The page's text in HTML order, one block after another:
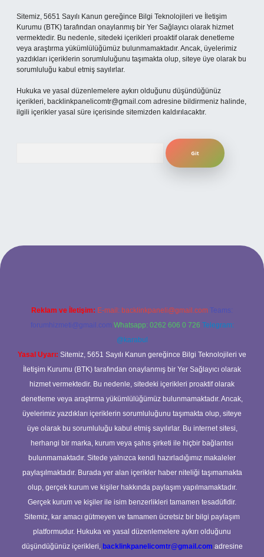
Sitemiz, 5651 Sayılı Kanun gereğince Bilgi Teknolojileri ve İletişim
Kurumu (BTK) tarafından onaylanmış bir Yer Sağlayıcı olarak hizmet
vermektedir. Bu nedenle, sitedeki içerikleri proaktif olarak denetleme
veya araştırma yükümlülüğümüz bulunmamaktadır. Ancak, üyelerimiz
yazdıkları içeriklerin sorumluluğunu taşımakta olup, siteye üye olarak bu
sorumluluğu kabul etmiş sayılırlar.
Hukuka ve yasal düzenlemelere aykırı olduğunu düşündüğünüz
içerikleri, backlinkpanelicomtr@gmail.com adresine bildirmeniz halinde,
ilgili içerikler yasal süre içerisinde sitemizden kaldırılacaktır.
yeni giriş adresi
Reklam ve İletişim: E-mail: backlinkpaneli@gmail.com Teams:
forumhizmeti@gmail.com Whatsapp: 0262 606 0 726 Telegram:
@karabul
Yasal Uyarı: Sitemiz, 5651 Sayılı Kanun gereğince Bilgi Teknolojileri ve
İletişim Kurumu (BTK) tarafından onaylanmış bir Yer Sağlayıcı olarak
hizmet vermektedir. Bu nedenle, sitedeki içerikleri proaktif olarak
denetleme veya araştırma yükümlülüğümüz bulunmamaktadır. Ancak,
üyelerimiz yazdıkları içeriklerin sorumluluğunu taşımakta olup, siteye
üye olarak bu sorumluluğu kabul etmiş sayılırlar. Bu internet sitesi,
herhangi bir marka, kurum veya şahıs şirketi ile hiçbir bağlantısı
bulunmamaktadır. Sitede yalnızca kendi hazırladığımız makaleler
paylaşılmaktadır. Burada yer alan içerikler haber niteliği taşımamakta
olup, gerçek kurum ve kişiler hakkında paylaşım yapılmamaktadır.
Gerçek kurum ve kişiler ile isim benzerlikleri tamamen tesadüfidir.
Sitemiz, kar amacı gütmeyen ve tamamen ücretsiz bir bilgi paylaşım
platformudur. Hukuka ve yasal düzenlemelere aykırı olduğunu
düşündüğünüz içerikleri, backlinkpanelicomtr@gmail.com adresine